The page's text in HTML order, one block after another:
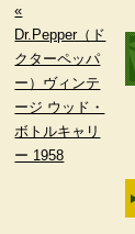
«
Dr.Pepper（ド
クターペッパ
ー）ヴィンテ
ージ ウッド・
ボトルキャリ
ー 1958